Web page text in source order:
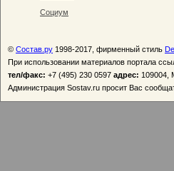
Социум
© Состав.ру 1998-2017, фирменный стиль
При использовании материалов портала
тел/факс: +7 (495) 230 0597 адрес: 109004,
Администрация Sostav.ru просит Вас